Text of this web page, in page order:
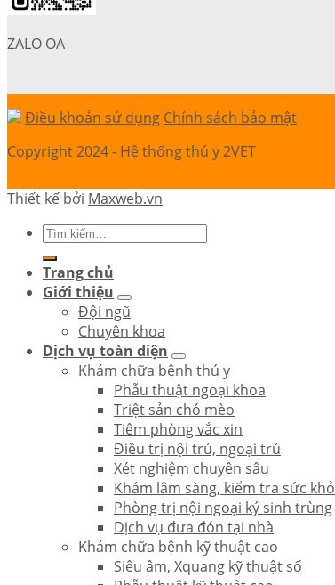
ZALO OA
Điều khoản sử dụng Chính sách bảo mật
Copyright 2024 - Hệ thống thú y 2VET
Thiết kế bởi Maxweb.vn
Trang chủ
Giới thiệu
Đội ngũ
Chuyên khoa
Dịch vụ toàn diện
Khám chữa bệnh thú y
Phẫu thuật ngoại khoa
Triệt sản chó mèo
Tiêm phòng vắc xin
Điều trị nội trú, ngoại trú
Xét nghiệm chuyên sâu
Khám lâm sàng, kiểm tra sức
Phòng trị nội ngoại ký sinh trùng
Dịch vụ đưa đón tại nhà
Khám chữa bệnh kỹ thuật cao
Siêu âm, Xquang kỹ thuật số